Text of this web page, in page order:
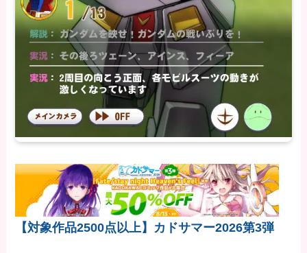
【対象作品2500点以上】カドサマー2026第3弾